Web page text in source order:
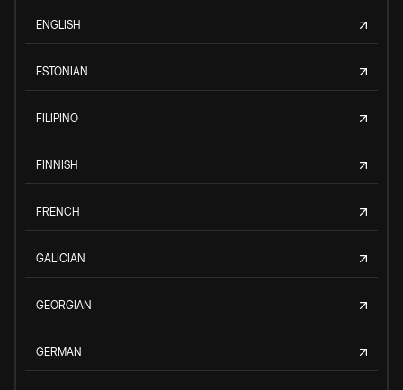
ENGLISH
ESTONIAN
FILIPINO
FINNISH
FRENCH
GALICIAN
GEORGIAN
GERMAN